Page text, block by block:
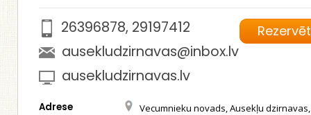
Rezervēt
26396878, 29197412
ausekludzirnavas@inbox.lv
ausekludzirnavas.lv
Adrese
Vecumnieku novads, Ausekļu dzirnavas,